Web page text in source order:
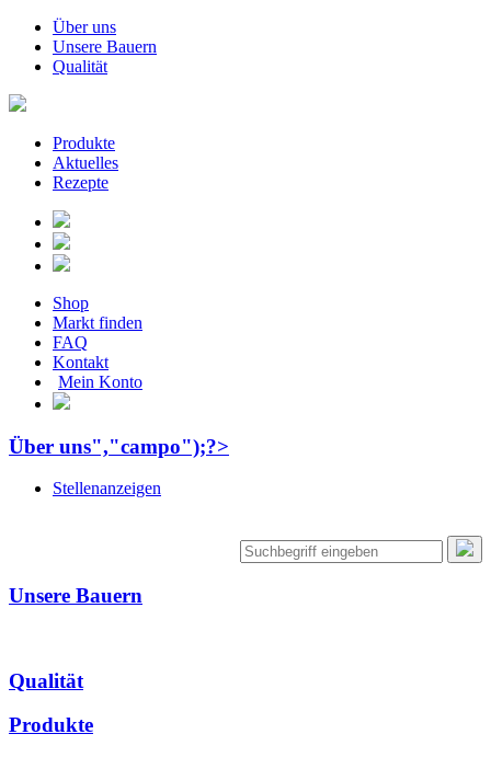
Über uns
Unsere Bauern
Qualität
Produkte
Aktuelles
Rezepte
Shop
Markt finden
FAQ
Kontakt
Mein Konto
Über uns","campo");?>
Stellenanzeigen
Unsere Bauern
Qualität
Produkte